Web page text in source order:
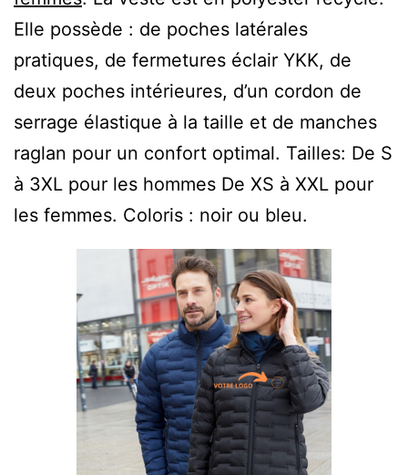
Elle possède : de poches latérales
pratiques, de fermetures éclair YKK, de
deux poches intérieures, d’un cordon de
serrage élastique à la taille et de manches
raglan pour un confort optimal. Tailles: De S
à 3XL pour les hommes De XS à XXL pour
les femmes. Coloris : noir ou bleu.